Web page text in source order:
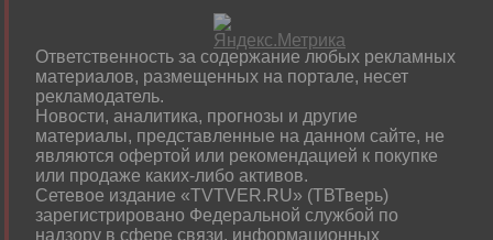
Ответственность за содержание любых рекламных
материалов, размещенных на портале, несет
рекламодатель.
Новости, аналитика, прогнозы и другие
материалы, представленные на данном сайте, не
являются офертой или рекомендацией к покупке
или продаже каких-либо активов.
Сетевое издание «TVTVER.RU» (ТВТверь)
зарегистрировано Федеральной службой по
надзору в сфере связи, информационных